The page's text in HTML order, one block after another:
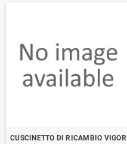
CUSCINETTO DI RICAMBIO VIGOR